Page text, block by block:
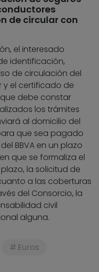
de circular con
el interesado
identificación,
de circulación del
y el certificado de
debe constar
los trámites
al domicilio del
que sea pagado
BBVA en un plazo
que se formaliza el
la solicitud de
a las coberturas
del Consorcio, la
civil
alguna.
Euros